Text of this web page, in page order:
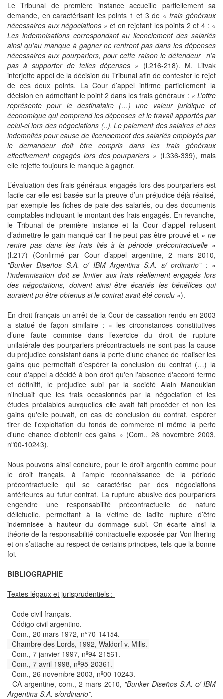
Le Tribunal de première instance accueille partiellement sa
demande, en caractérisant les points 1 et 3 de « frais généraux
nécessaires aux négociations » et en rejetant les points 2 et 4 : «
Les indemnisations correspondant au licenciement des salariés
ainsi qu’au manque à gagner ne rentrent pas dans les dépenses
nécessaires aux pourparlers, pour cette raison le défendeur n’a
pas à supporter de telles dépenses » (l.216-218). M. Litvak
interjette appel de la décision du Tribunal afin de contester le rejet
de ces deux points. La Cour d’appel infirme partiellement la
décision en admettant le point 2 dans les frais généraux : « L’offre
représente pour le destinataire (…) une valeur juridique et
économique qui comprend les dépenses et le travail apportés par
celui-ci lors des négociations (..). Le paiement des salaires et des
indemnités pour cause de licenciement des salariés employés par
le demandeur doit être compris dans les frais généraux
effectivement engagés lors des pourparlers » (l.336-339), mais
elle rejette toujours le manque à gagner.
L’évaluation des frais généraux engagés lors des pourparlers est
facile car elle est basée sur la preuve d’un préjudice déjà réalisé,
par exemple les fiches de paie des salariés, ou des documents
comptables indiquant le montant des frais engagés. En revanche,
le Tribunal de première instance et la Cour d’appel refusent
d’admettre le gain manqué car il ne peut pas être prouvé et « ne
rentre pas dans les frais liés à la période précontractuelle »
(l.217) (Confirmé par Cour d’appel argentine, 2 mars 2010,
"Bunker Diseños S.A. c/ IBM Argentina S.A. s/ ordinario”: «
l’indemnisation doit se limiter aux frais réellement engagés lors
des négociations, doivent ainsi être écartés les bénéfices qui
auraient pu être obtenus si le contrat avait été conclu »).
En droit français un arrêt de la Cour de cassation rendu en 2003
a statué de façon similaire : « les circonstances constitutives
d’une faute commise dans l’exercice du droit de rupture
unilatérale des pourparlers précontractuels ne sont pas la cause
du préjudice consistant dans la perte d’une chance de réaliser les
gains que permettait d’espérer la conclusion du contrat (…) la
cour d'appel a décidé à bon droit qu'en l'absence d'accord ferme
et définitif, le préjudice subi par la société Alain Manoukian
n'incluait que les frais occasionnés par la négociation et les
études préalables auxquelles elle avait fait procéder et non les
gains qu'elle pouvait, en cas de conclusion du contrat, espérer
tirer de l'exploitation du fonds de commerce ni même la perte
d'une chance d'obtenir ces gains » (Com., 26 novembre 2003,
nº00-10243).
Nous pouvons ainsi conclure, pour le droit argentin comme pour
le droit français, à l’ample reconnaissance de la période
précontractuelle qui se caractérise par des négociations
antérieures au futur contrat. La rupture abusive des pourparlers
engendre une responsabilité précontractuelle de nature
délictuelle, permettant à la victime de ladite rupture d’être
indemnisée à hauteur du dommage subi. On écarte ainsi la
théorie de la responsabilité contractuelle exposée par Von Ihering
et on s’attache au respect de certains principes, tels que la bonne
foi.
BIBLIOGRAPHIE
Textes légaux et jurisprudentiels :
- Code civil français.
- Código civil argentino.
- Com., 20 mars 1972, n°70-14154.
- Chambre des Lords, 1992, Waldorf v. Mills.
- Com., 7 janvier 1997, nº94-21561.
- Com., 7 avril 1998, nº95-20361.
- Com., 26 novembre 2003, nº00-10243.
- CA argentine, com., 2 mars 2010, "Bunker Diseños S.A. c/ IBM
Argentina S.A. s/ordinario”.